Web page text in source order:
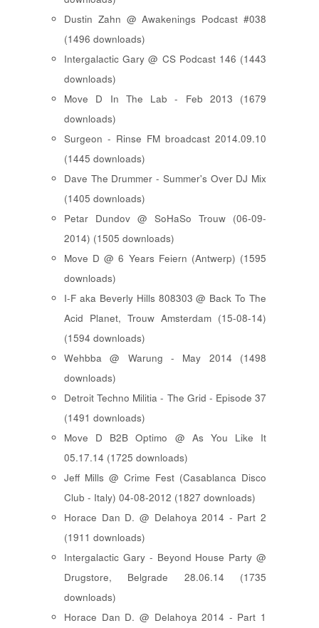
Dustin Zahn @ Awakenings Podcast #038
(1496 downloads)
Intergalactic Gary @ CS Podcast 146 (1443
downloads)
Move D In The Lab - Feb 2013 (1679
downloads)
Surgeon - Rinse FM broadcast 2014.09.10
(1445 downloads)
Dave The Drummer - Summer's Over DJ Mix
(1405 downloads)
Petar Dundov @ SoHaSo Trouw (06-09-
2014) (1505 downloads)
Move D @ 6 Years Feiern (Antwerp) (1595
downloads)
I-F aka Beverly Hills 808303 @ Back To The
Acid Planet, Trouw Amsterdam (15-08-14)
(1594 downloads)
Wehbba @ Warung - May 2014 (1498
downloads)
Detroit Techno Militia - The Grid - Episode 37
(1491 downloads)
Move D B2B Optimo @ As You Like It
05.17.14 (1725 downloads)
Jeff Mills @ Crime Fest (Casablanca Disco
Club - Italy) 04-08-2012 (1827 downloads)
Horace Dan D. @ Delahoya 2014 - Part 2
(1911 downloads)
Intergalactic Gary - Beyond House Party @
Drugstore, Belgrade 28.06.14 (1735
downloads)
Horace Dan D. @ Delahoya 2014 - Part 1